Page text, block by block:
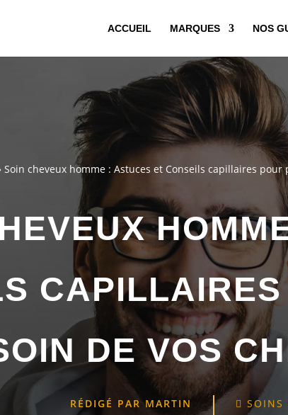
ACCUEIL MARQUES NOS
Soin cheveux homme : Astuces et Conseils capillaires pour
DE VOS
RÉDIGÉ PARMARTIN
 SOINS